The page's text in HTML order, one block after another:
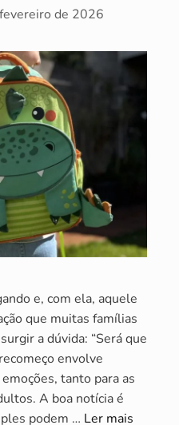
de 2026
e, com ela, aquele
que muitas famílias
a dúvida: “Será que
envolve
tanto para as
A boa notícia é
podem … Ler mais